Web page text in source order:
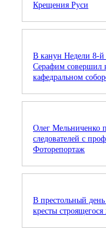
Крещения Руси
В канун Недели 8-й
Серафим совершил
кафедральном
Олег Мельниченко
следователей с
Фоторепортаж
В престольный
кресты